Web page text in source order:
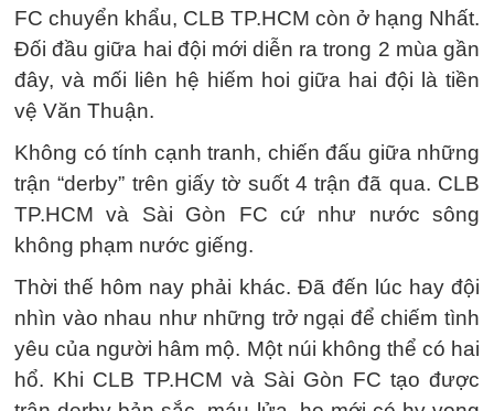
FC chuyển khẩu, CLB TP.HCM còn ở hạng Nhất.
Đối đầu giữa hai đội mới diễn ra trong 2 mùa gần
đây, và mối liên hệ hiếm hoi giữa hai đội là tiền
vệ Văn Thuận.
Không có tính cạnh tranh, chiến đấu giữa những
trận “derby” trên giấy tờ suốt 4 trận đã qua. CLB
TP.HCM và Sài Gòn FC cứ như nước sông
không phạm nước giếng.
Thời thế hôm nay phải khác. Đã đến lúc hay đội
nhìn vào nhau như những trở ngại để chiếm tình
yêu của người hâm mộ. Một núi không thể có hai
hổ. Khi CLB TP.HCM và Sài Gòn FC tạo được